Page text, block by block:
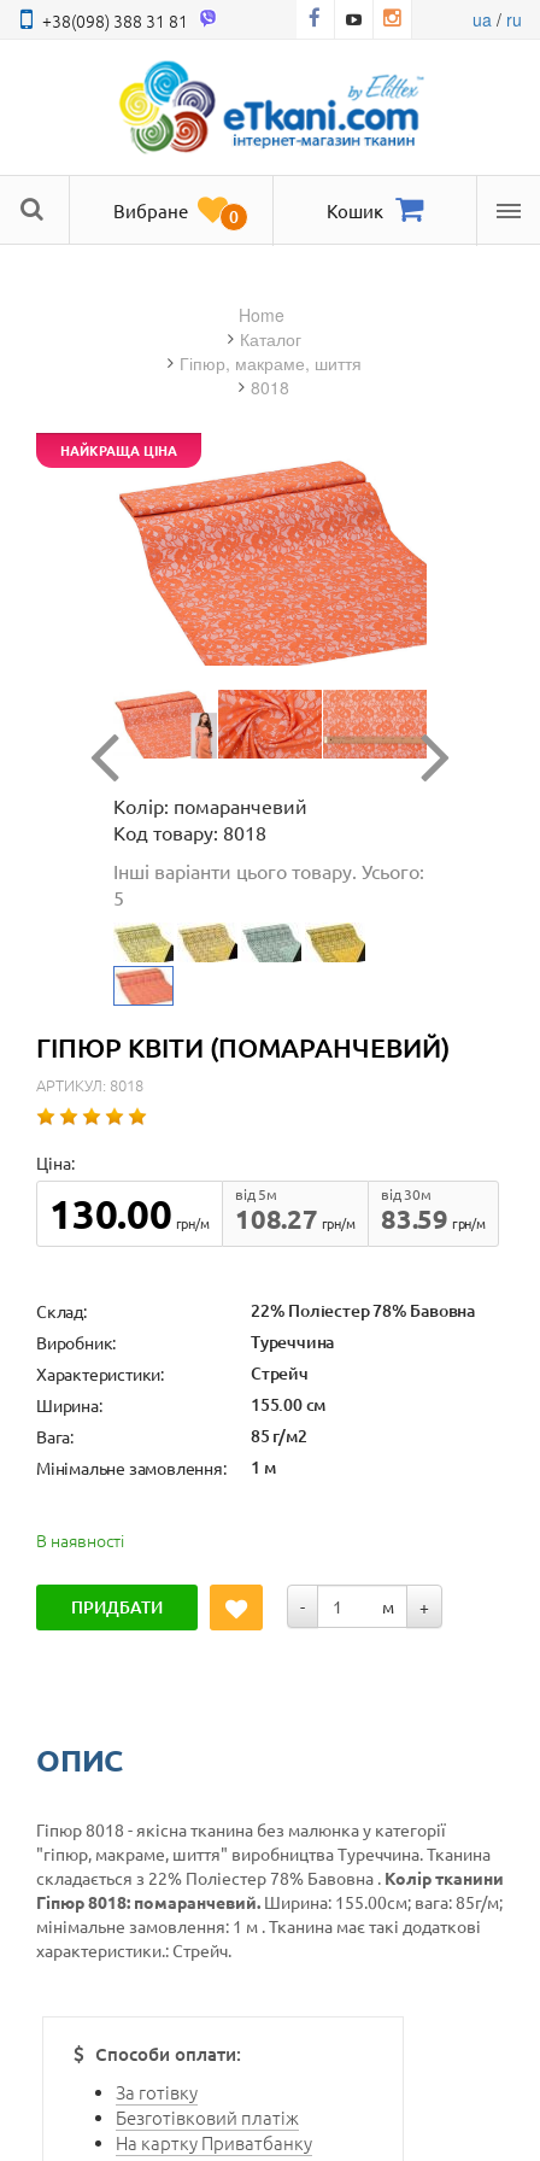
+38(098) 388 31 81 ua/ ru
Вибране 0 Кошик
Home
Каталог
гіпюр, макраме, шиття
8018
НАЙКРАЩА ЦІНА
Колір: помаранчевий
Код товару: 8018
Інші варіанти цього товару. Усього:
5
ГІПЮР КВІТИ (ПОМАРАНЧЕВИЙ)
АРТИКУЛ: 8018
Ціна:
130.00 грн/м 108.27
від 5м
грн/м
83.59
від 30м
грн/м
Cклад: 22% Поліестер 78% Бавовна
Виробник: Туреччина
Характеристики: Стрейч
Ширина: 155.00 см
Вага: 85 г/м2
Мінімальне замовлення: 1 м
В наявності
ПРИДБАТИ - м +
ОПИС
Гіпюр 8018 - якісна тканина без малюнка у категорії
"гіпюр, макраме, шиття" виробництва Туреччина. Тканина
складається з 22% Поліестер 78% Бавовна . Колір тканини
Гіпюр 8018: помаранчевий. Ширина: 155.00см; вага: 85г/м;
мінімальне замовлення: 1 м . Тканина має такі додаткові
характеристики.: Стрейч.
Способи оплати:
За готівку
Безготівковий платіж
На картку Приватбанку